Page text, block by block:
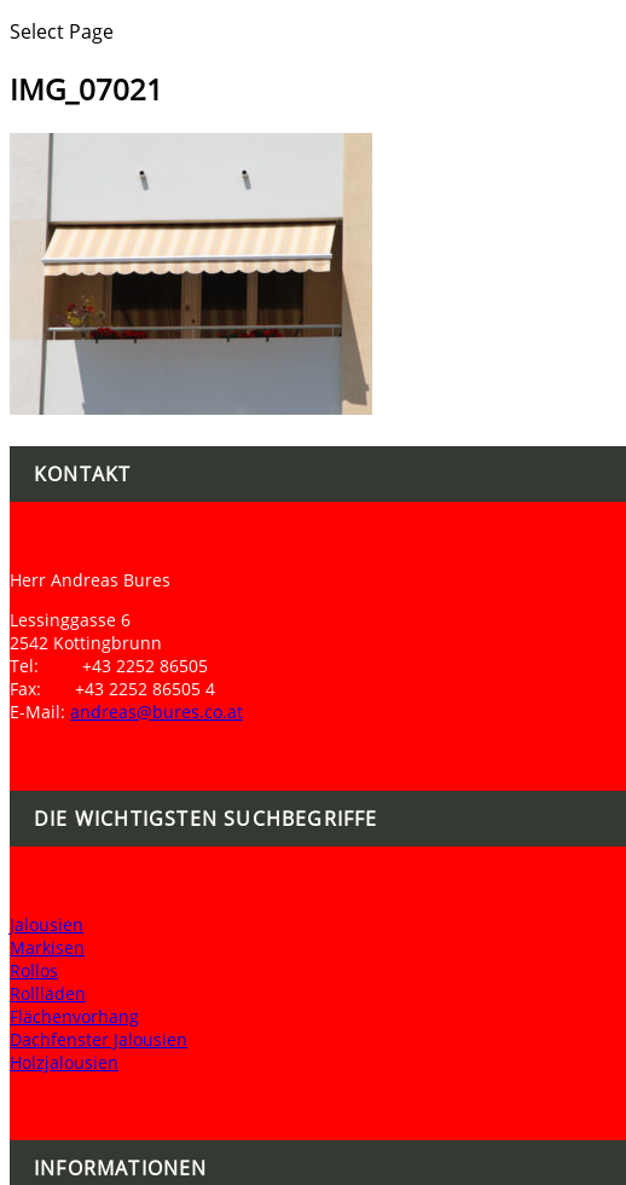
Select Page
IMG_07021
KONTAKT
Herr Andreas Bures
Lessinggasse 6
2542 Kottingbrunn
Tel: +43 2252 86505
Fax: +43 2252 86505 4
E-Mail: andreas@bures.co.at
DIE WICHTIGSTEN SUCHBEGRIFFE
Jalousien
Markisen
Rollos
Rollläden
Flächenvorhang
Dachfenster Jalousien
Holzjalousien
INFORMATIONEN